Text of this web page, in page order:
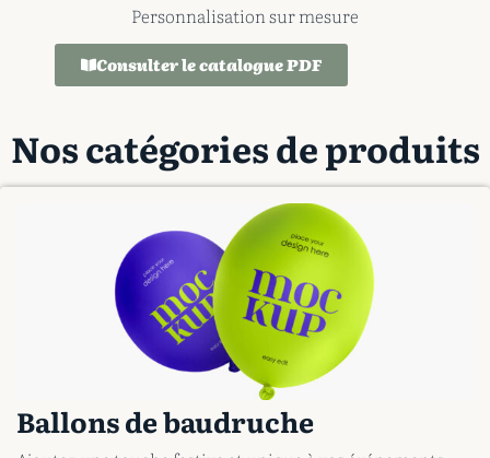
Personnalisation sur mesure
Consulter le catalogue PDF
Nos catégories de produits
Ballons de baudruche